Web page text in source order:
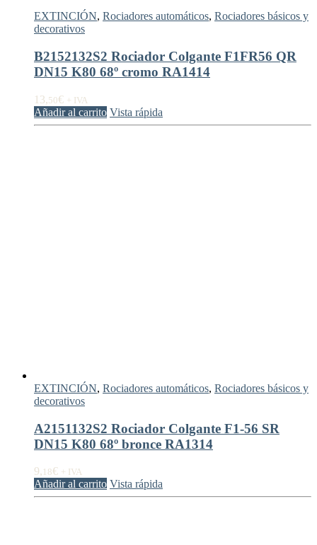
EXTINCIÓN, Rociadores automáticos, Rociadores básicos y
decorativos
B2152132S2 Rociador Colgante F1FR56 QR
DN15 K80 68º cromo RA1414
13,50€ + IVA
Añadir al carrito Vista rápida
EXTINCIÓN, Rociadores automáticos, Rociadores básicos y
decorativos
A2151132S2 Rociador Colgante F1-56 SR
DN15 K80 68º bronce RA1314
9, 18€ + IVA
Añadir al carrito Vista rápida